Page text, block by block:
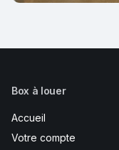
Box à louer
Accueil
Votre compte